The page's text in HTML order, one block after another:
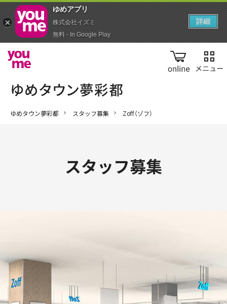
online
ゆめタウン夢彩都 スタッフ募集 Zoff（ゾフ）
スタッフ募集
ゆめアプ‪リ‬
株式会社イズミ
無料 - In Google Play
詳細